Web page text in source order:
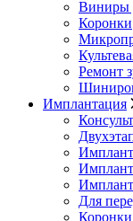
Виниры
Коронки
Ремонт
Имплантация
Для